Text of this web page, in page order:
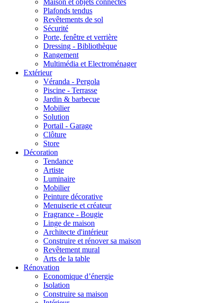
Maison et objets connectés
Plafonds tendus
Revêtements de sol
Sécurité
Porte, fenêtre et verrière
Dressing - Bibliothèque
Rangement
Multimédia et Electroménager
Extérieur
Véranda - Pergola
Piscine - Terrasse
Jardin & barbecue
Mobilier
Solution
Portail - Garage
Clôture
Store
Décoration
Tendance
Artiste
Luminaire
Mobilier
Peinture décorative
Menuiserie et créateur
Fragrance - Bougie
Linge de maison
Architecte d'intérieur
Construire et rénover sa maison
Revêtement mural
Arts de la table
Rénovation
Economique d’énergie
Isolation
Construire sa maison